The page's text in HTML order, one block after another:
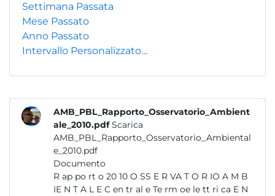
Settimana Passata
Mese Passato
Anno Passato
Intervallo Personalizzato…
AMB_PBL_Rapporto_Osservatorio_Ambient
ale_2010.pdf Scarica
AMB_PBL_Rapporto_Osservatorio_Ambiental
e_2010.pdf
Documento
R ap po rt o 20 10 O SS E R VA T O R IO A M B
IE N T A L E C en tr al e Te rm oe le tt ri ca E N